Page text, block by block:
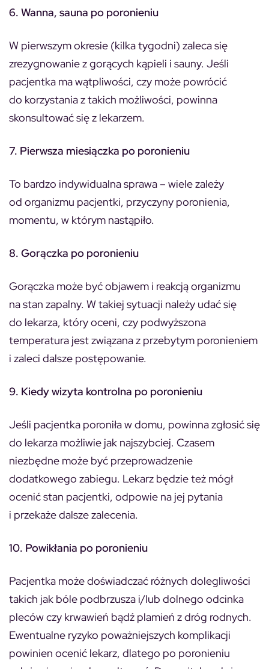
6. Wanna, sauna po poronieniu
W pierwszym okresie (kilka tygodni) zaleca się
zrezygnowanie z gorących kąpieli i sauny. Jeśli
pacjentka ma wątpliwości, czy może powrócić
do korzystania z takich możliwości, powinna
skonsultować się z lekarzem.
7. Pierwsza miesiączka po poronieniu
To bardzo indywidualna sprawa – wiele zależy
od organizmu pacjentki, przyczyny poronienia,
momentu, w którym nastąpiło.
8. Gorączka po poronieniu
Gorączka może być objawem i reakcją organizmu
na stan zapalny. W takiej sytuacji należy udać się
do lekarza, który oceni, czy podwyższona
temperatura jest związana z przebytym poronieniem
i zaleci dalsze postępowanie.
9. Kiedy wizyta kontrolna po poronieniu
Jeśli pacjentka poroniła w domu, powinna zgłosić się
do lekarza możliwie jak najszybciej. Czasem
niezbędne może być przeprowadzenie
dodatkowego zabiegu. Lekarz będzie też mógł
ocenić stan pacjentki, odpowie na jej pytania
i przekaże dalsze zalecenia.
10. Powikłania po poronieniu
Pacjentka może doświadczać różnych dolegliwości
takich jak bóle podbrzusza i/lub dolnego odcinka
pleców czy krwawień bądź plamień z dróg rodnych.
Ewentualne ryzyko poważniejszych komplikacji
powinien ocenić lekarz, dlatego po poronieniu